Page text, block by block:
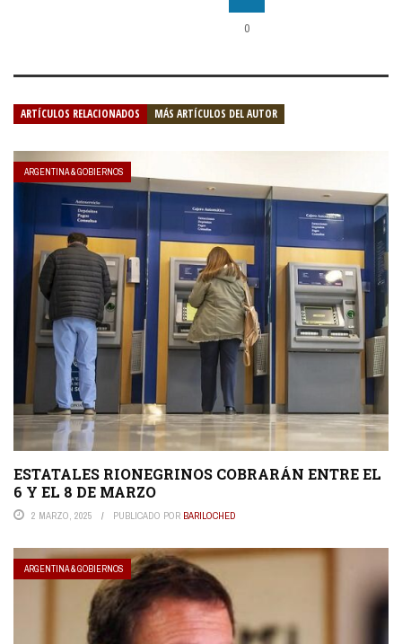
0
ARTÍCULOS RELACIONADOS MÁS ARTÍCULOS DEL AUTOR
ARGENTINA & GOBIERNOS
ESTATALES RIONEGRINOS COBRARÁN ENTRE EL
6 Y EL 8 DE MARZO
2 MARZO, 2025 PUBLICADO POR BARILOCHED
ARGENTINA & GOBIERNOS